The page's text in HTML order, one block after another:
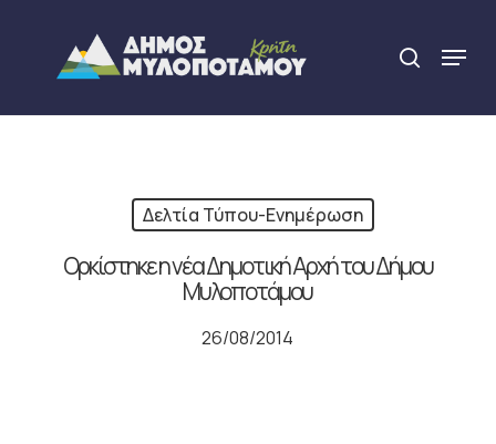
content
search
Menu
Δελτία Τύπου-Ενημέρωση
Ορκίστηκε η νέα Δημοτική Αρχή του Δήμου
Μυλοποτάμου
26/08/2014
Close